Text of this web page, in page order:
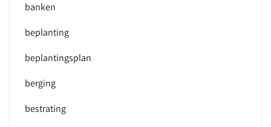
banken
beplanting
beplantingsplan
berging
bestrating